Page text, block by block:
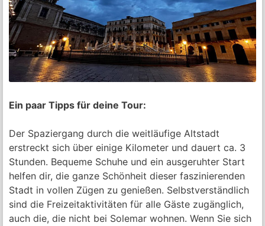
Ein paar Tipps für deine Tour:
Der Spaziergang durch die weitläufige Altstadt
erstreckt sich über einige Kilometer und dauert ca. 3
Stunden. Bequeme Schuhe und ein ausgeruhter Start
helfen dir, die ganze Schönheit dieser faszinierenden
Stadt in vollen Zügen zu genießen. Selbstverständlich
sind die Freizeitaktivitäten für alle Gäste zugänglich,
auch die, die nicht bei Solemar wohnen. Wenn Sie sich